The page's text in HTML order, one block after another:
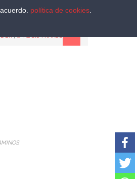
| REGISTRARSE
política de cookies.